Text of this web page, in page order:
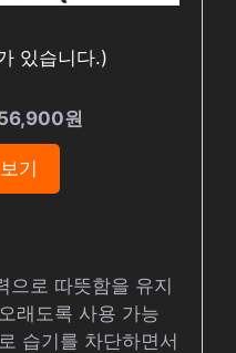
있습니다.)
원
기
으로 따뜻함을 유지
래도록 사용 가능
습기를 차단하면서